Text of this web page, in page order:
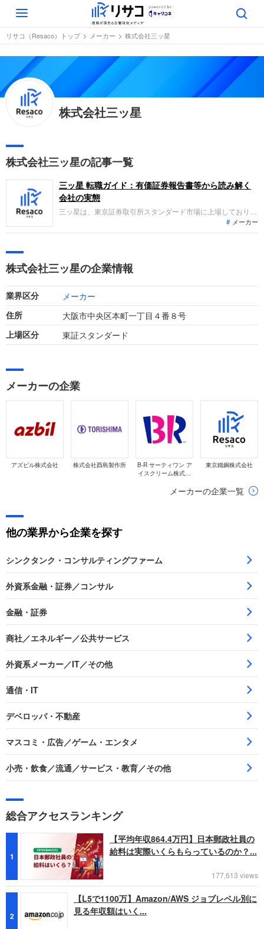
Toggle
navigation
リサコ（Resaco）トップ メーカー 株式会社三ッ星
株式会社三ッ星
株式会社三ッ星の記事一覧
三ッ星 転職ガイド：有価証券報告書等から読み解く
会社の実態
三ッ星は、東京証券取引所スタンダード市場に上場しており、
ゴム電線やプラスチック電線、合成樹脂異形押出品、電熱線な
どの製造販売を主力事業として展開しています。直近の業績ト
推移しています。
メーカー
株式会社三ッ星の企業情報
業界区分 メーカー
住所 大阪市中央区本町一丁目４番８号
上場区分 東証スタンダード
メーカーの企業
アズビル株式会社 株式会社酉島製作所
B-R サーティワン ア
イスクリーム株式会
東京鐵鋼株式会社
メーカーの企業一覧
他の業界から企業を探す
シンクタンク・コンサルティングファーム
外資系金融・証券／コンサル
金融・証券
商社／エネルギー／公共サービス
外資系メーカー／IT／その他
通信・IT
デベロッパ・不動産
マスコミ・広告／ゲーム・エンタメ
小売・飲食／流通／サービス・教育／その他
総合アクセスランキング
1
【平均年収864.4万円】日本郵政社員の
給料は実際いくらもらっているのか？...
177,613 views
2
【L5で1100万】Amazon/AWS ジョブレベル別に
見る年収額はいく...